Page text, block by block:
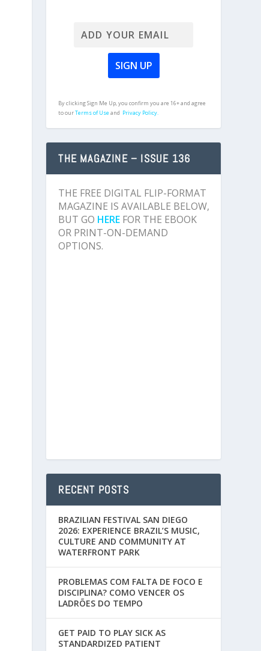
By clicking Sign Me Up, you confirm you are 16+ and agree
to ourTerms of Useand Privacy Policy.
THE MAGAZINE – ISSUE 136
THE FREE DIGITAL FLIP-FORMAT
MAGAZINE IS AVAILABLE BELOW,
BUT GO HERE FOR THE EBOOK
OR PRINT-ON-DEMAND
OPTIONS.
RECENT POSTS
BRAZILIAN FESTIVAL SAN DIEGO
2026: EXPERIENCE BRAZIL’S MUSIC,
CULTURE AND COMMUNITY AT
WATERFRONT PARK
PROBLEMAS COM FALTA DE FOCO E
DISCIPLINA? COMO VENCER OS
LADRÕES DO TEMPO
GET PAID TO PLAY SICK AS
STANDARDIZED PATIENT